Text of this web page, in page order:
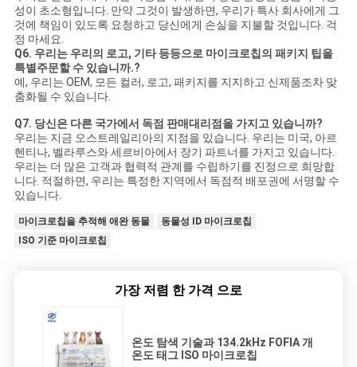
성이 초소형입니다. 만약 그것이 발생하면, 우리가 특사 회사에게 그
것에 책임이 있도록 요청하고 당신에게 손실을 지불할 것입니다. 걱
정 마세요.
Q6. 우리는 우리의 로고, 기타 등등으로 마이크로칩의 패키지 팁을
특별주문할 수 있습니까.?
예, 우리는 OEM, 모든 컬러, 로고, 패키지를 지지하고 신제품조차 맞
춤화될 수 있습니다.
Q7. 당신은 다른 국가에서 독점 판매대리점을 가지고 있습니까?
우리는 지금 오스트레일리아의 지점을 있습니다. 우리는 미국, 아르
헨티나, 벨라루스와 세르비아에서 장기 파트너를 가지고 있습니다.
우리는 더 많은 고객과 협력적 관계를 수립하기를 진정으로 희망합
니다. 적절하면, 우리는 특정한 지역에서 독점적 배포권에 서명할 수
있습니다.
마이크로칩을 추적해 애완 동물
동물성 ID 마이크로칩
ISO 기준 마이크로칩
가장 저렴 한 가격 으로
온도 탐색 기술과 134.2kHz FOFIA 개
온도 태그 ISO 마이크로칩